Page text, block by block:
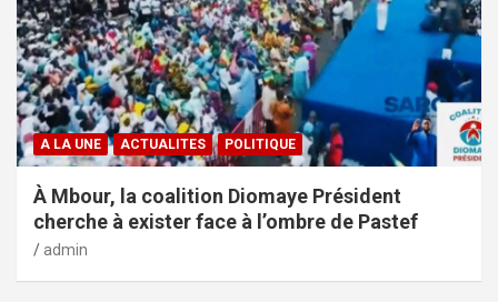
A LA UNE ACTUALITES POLITIQUE
À Mbour, la coalition Diomaye Président
cherche à exister face à l’ombre de Pastef
admin